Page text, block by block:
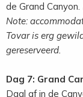
de Grand Canyon.
Note:
Tovar is erg
gereserveerd.
Dag 7: Grand
Daal af in de